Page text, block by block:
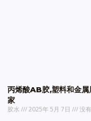
丙烯酸AB胶,塑料和金
家
胶水 2025年 5月 7日
没